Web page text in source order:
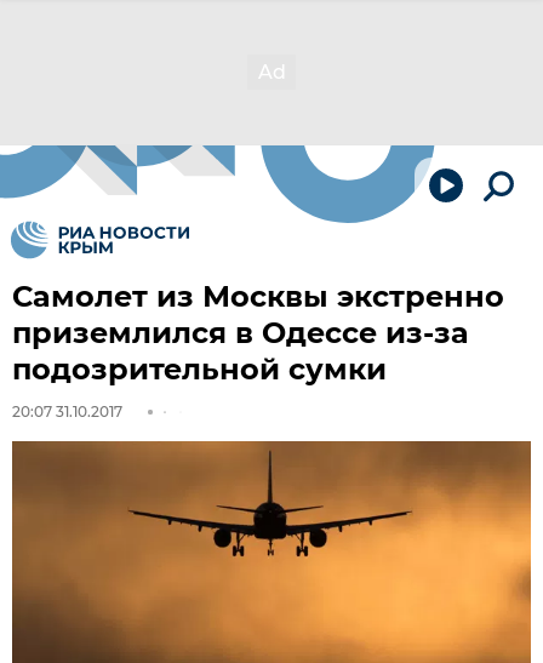
Самолет из Москвы экстренно
приземлился в Одессе из-за
подозрительной сумки
20:07 31.10.2017